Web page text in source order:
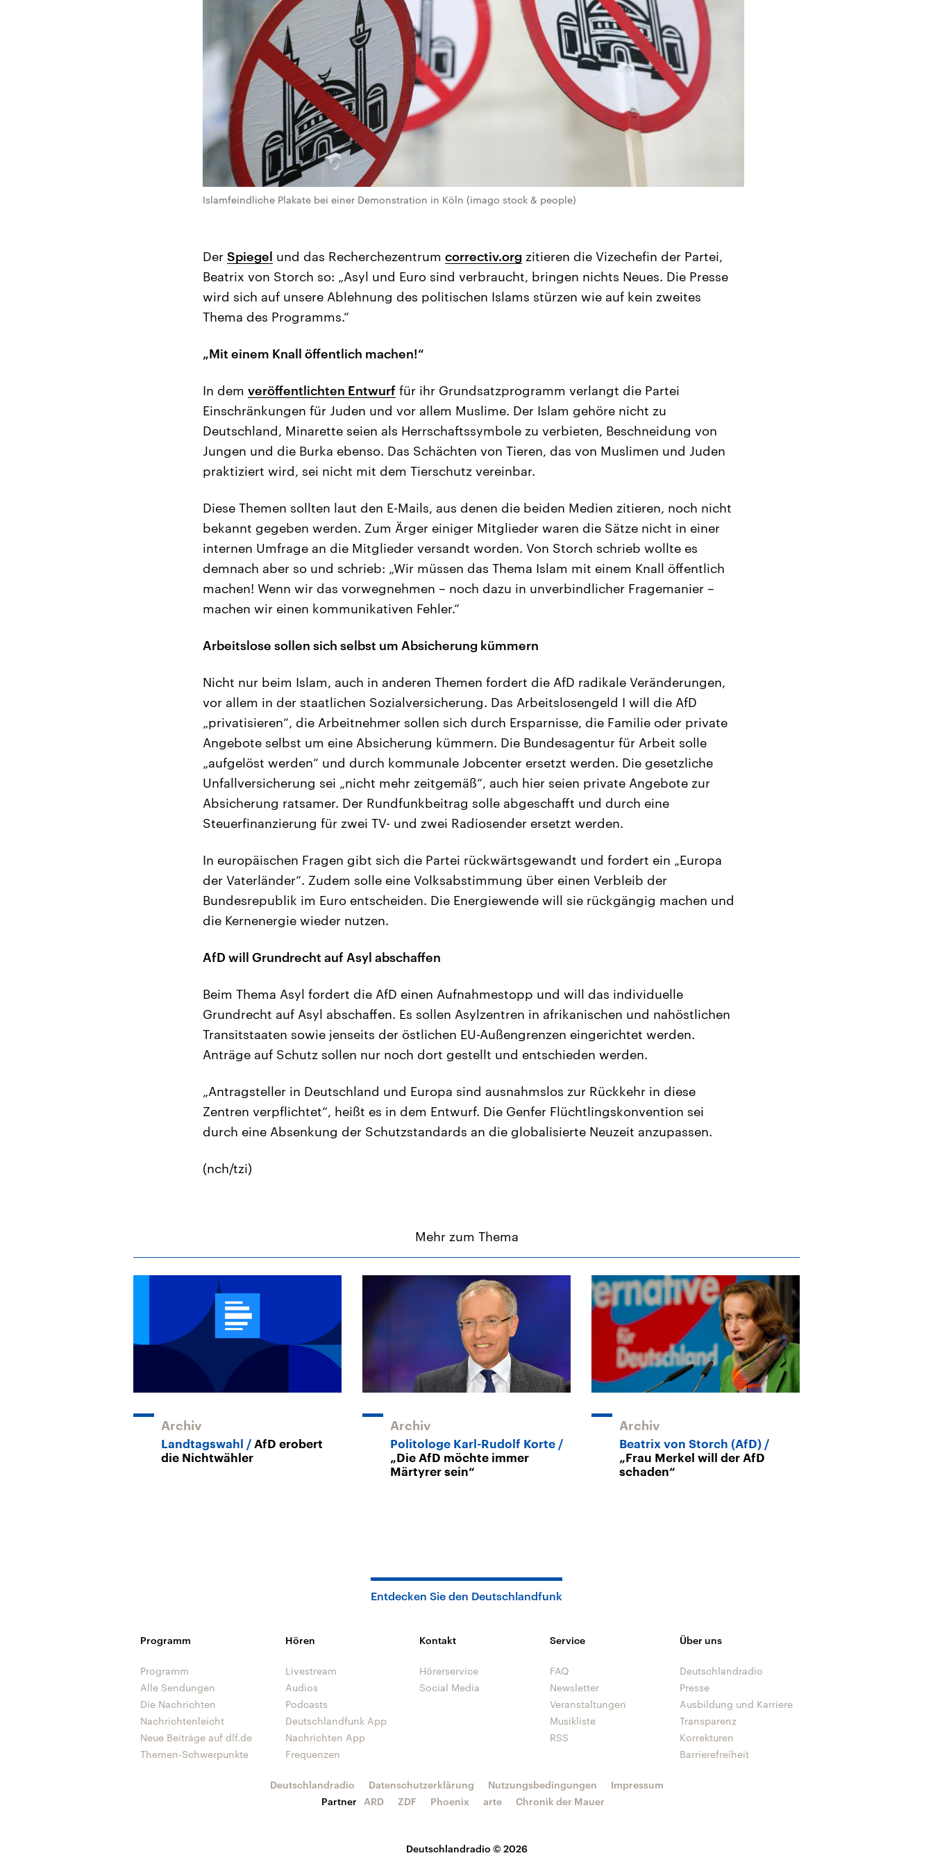
Islamfeindliche Plakate bei einer Demonstration in Köln (imago stock & people)
Der Spiegel und das Recherchezentrum correctiv.org zitieren die Vizechefin der Partei,
Beatrix von Storch so: „Asyl und Euro sind verbraucht, bringen nichts Neues. Die Presse
wird sich auf unsere Ablehnung des politischen Islams stürzen wie auf kein zweites
Thema des Programms.“
„Mit einem Knall öffentlich machen!“
In dem veröffentlichten Entwurf für ihr Grundsatzprogramm verlangt die Partei
Einschränkungen für Juden und vor allem Muslime. Der Islam gehöre nicht zu
Deutschland, Minarette seien als Herrschaftssymbole zu verbieten, Beschneidung von
Jungen und die Burka ebenso. Das Schächten von Tieren, das von Muslimen und Juden
praktiziert wird, sei nicht mit dem Tierschutz vereinbar.
Diese Themen sollten laut den E-Mails, aus denen die beiden Medien zitieren, noch nicht
bekannt gegeben werden. Zum Ärger einiger Mitglieder waren die Sätze nicht in einer
internen Umfrage an die Mitglieder versandt worden. Von Storch schrieb wollte es
demnach aber so und schrieb: „Wir müssen das Thema Islam mit einem Knall öffentlich
machen! Wenn wir das vorwegnehmen – noch dazu in unverbindlicher Fragemanier –
machen wir einen kommunikativen Fehler.“
Arbeitslose sollen sich selbst um Absicherung kümmern
Nicht nur beim Islam, auch in anderen Themen fordert die AfD radikale Veränderungen,
vor allem in der staatlichen Sozialversicherung. Das Arbeitslosengeld I will die AfD
„privatisieren“, die Arbeitnehmer sollen sich durch Ersparnisse, die Familie oder private
Angebote selbst um eine Absicherung kümmern. Die Bundesagentur für Arbeit solle
„aufgelöst werden“ und durch kommunale Jobcenter ersetzt werden. Die gesetzliche
Unfallversicherung sei „nicht mehr zeitgemäß“, auch hier seien private Angebote zur
Absicherung ratsamer. Der Rundfunkbeitrag solle abgeschafft und durch eine
Steuerfinanzierung für zwei TV- und zwei Radiosender ersetzt werden.
In europäischen Fragen gibt sich die Partei rückwärtsgewandt und fordert ein „Europa
der Vaterländer“. Zudem solle eine Volksabstimmung über einen Verbleib der
Bundesrepublik im Euro entscheiden. Die Energiewende will sie rückgängig machen und
die Kernenergie wieder nutzen.
AfD will Grundrecht auf Asyl abschaffen
Beim Thema Asyl fordert die AfD einen Aufnahmestopp und will das individuelle
Grundrecht auf Asyl abschaffen. Es sollen Asylzentren in afrikanischen und nahöstlichen
Transitstaaten sowie jenseits der östlichen EU-Außengrenzen eingerichtet werden.
Anträge auf Schutz sollen nur noch dort gestellt und entschieden werden.
„Antragsteller in Deutschland und Europa sind ausnahmslos zur Rückkehr in diese
Zentren verpflichtet“, heißt es in dem Entwurf. Die Genfer Flüchtlingskonvention sei
durch eine Absenkung der Schutzstandards an die globalisierte Neuzeit anzupassen.
(nch/tzi)
Mehr zum Thema
Archiv
Landtagswahl
AfD erobert
die Nichtwähler
Archiv
Politologe Karl-Rudolf Korte
„Die AfD möchte immer
Märtyrer sein“
Archiv
Beatrix von Storch (AfD)
„Frau Merkel will der AfD
schaden“
Entdecken Sie den Deutschlandfunk
Programm
Programm
Alle Sendungen
Die Nachrichten
Nachrichtenleicht
Neue Beiträge auf dlf.de
Themen-Schwerpunkte
Hören
Livestream
Audios
Podcasts
Deutschlandfunk App
Nachrichten App
Frequenzen
Kontakt
Hörerservice
Social Media
Service
FAQ
Newsletter
Veranstaltungen
Musikliste
RSS
Über uns
Deutschlandradio
Presse
Ausbildung und Karriere
Transparenz
Korrekturen
Barrierefreiheit
Deutschlandradio © 2026
Deutschlandradio Datenschutzerklärung Nutzungsbedingungen
Impressum
Partner
ARD ZDF Phoenix arte Chronik der Mauer